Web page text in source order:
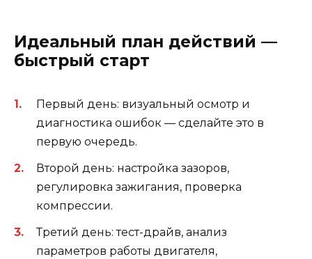
Идеальный план действий —
быстрый старт
Первый день: визуальный осмотр и
диагностика ошибок — сделайте это в
первую очередь.
Второй день: настройка зазоров,
регулировка зажигания, проверка
компрессии.
Третий день: тест-драйв, анализ
параметров работы двигателя,